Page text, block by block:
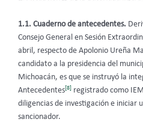
1.1. Cuaderno de antecedentes.
Consejo General en Sesión
abril, respecto de Apolonio Ureña
candidato a la presidencia del
Michoacán, es que se instruyó la
Antecedentes[8] registrado como
diligencias de investigación e iniciar
sancionador.